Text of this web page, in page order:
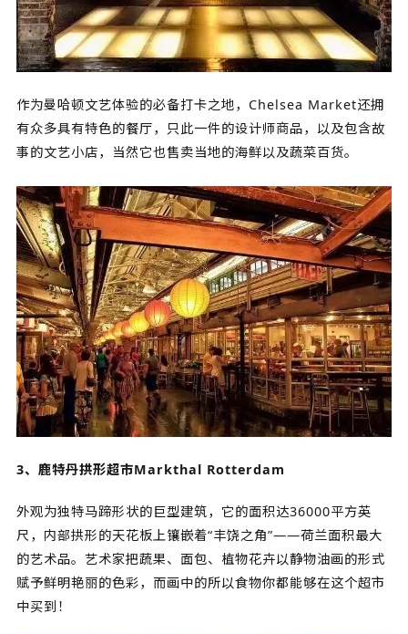
作为曼哈顿文艺体验的必备打卡之地，Chelsea Market还拥
有众多具有特色的餐厅，只此一件的设计师商品，以及包含故
事的文艺小店，当然它也售卖当地的海鲜以及蔬菜百货。
3、鹿特丹拱形超市Markthal Rotterdam
外观为独特马蹄形状的巨型建筑，它的面积达36000平方英
尺，内部拱形的天花板上镶嵌着“丰饶之角”——荷兰面积最大
的艺术品。艺术家把蔬果、面包、植物花卉以静物油画的形式
赋予鲜明艳丽的色彩，而画中的所以食物你都能够在这个超市
中买到！